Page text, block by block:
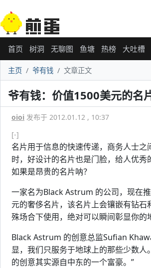
首页 树洞 无聊图 鱼塘 热榜 大吐槽
主页 爷有钱 文章正文
爷有钱：价值1500美元的名
oioi 发布于 2012.01.12 , 10:37
[-]
名片用于信息的快速传递，商务人士之
时，好设计的名片也是门脸，给人优秀
如果是昂贵的名片呐？
一家名为Black Astrum 的公司，现在
元的奢侈名片，该名片上会镶嵌有钻石
殊场合下使用，绝对可以瞬间彰显你的
Black Astrum 的创意总监Sufian
显，我们只服务于地球上的那些少数人
的创意其实源自中东的一个富豪。”